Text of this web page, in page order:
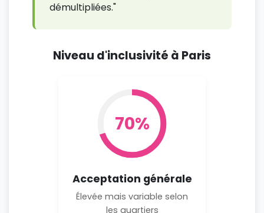
démultipliées."
Niveau d'inclusivité à Paris
70%
Acceptation générale
Élevée mais variable selon
les quartiers